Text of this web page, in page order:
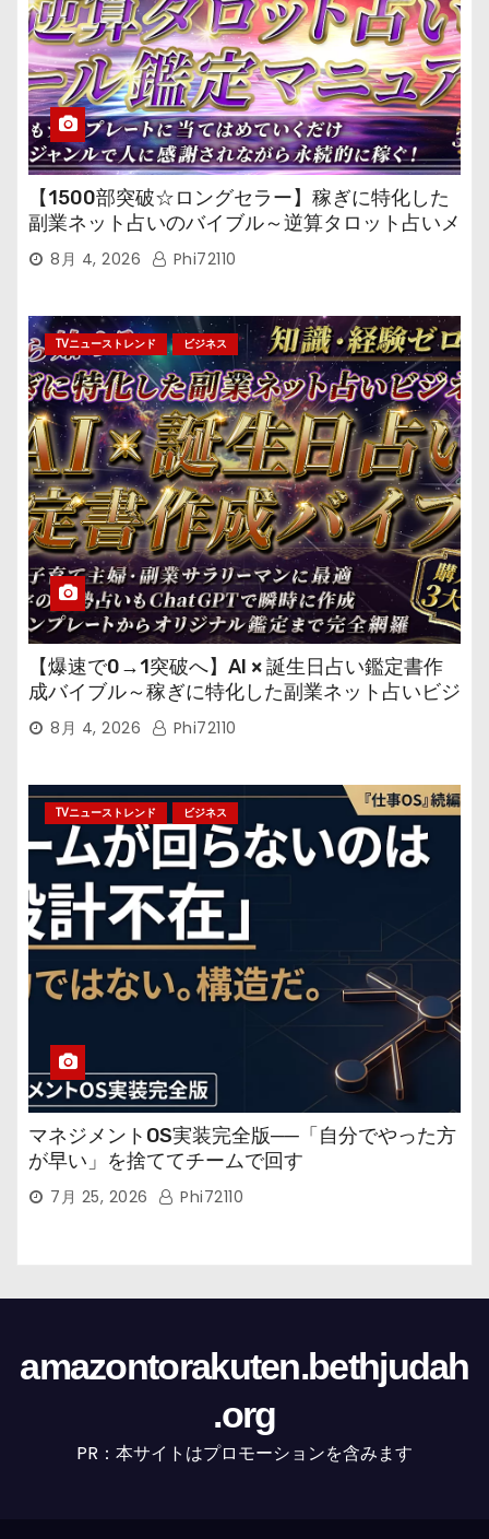
【1500部突破☆ロングセラー】稼ぎに特化した
副業ネット占いのバイブル～逆算タロット占いメ
ール鑑定マニュアル～
8月 4, 2026 Phi72110
TVニューストレンド ビジネス
【爆速で0→1突破へ】AI × 誕生日占い鑑定書作
成バイブル～稼ぎに特化した副業ネット占いビジ
ネス8月 4, 2026 Phi72110
TVニューストレンド ビジネス
マネジメントOS実装完全版──「自分でやった方
が早い」を捨ててチームで回す
7月 25, 2026 Phi72110
amazontorakuten.bethjudah
.org
PR：本サイトはプロモーションを含みます